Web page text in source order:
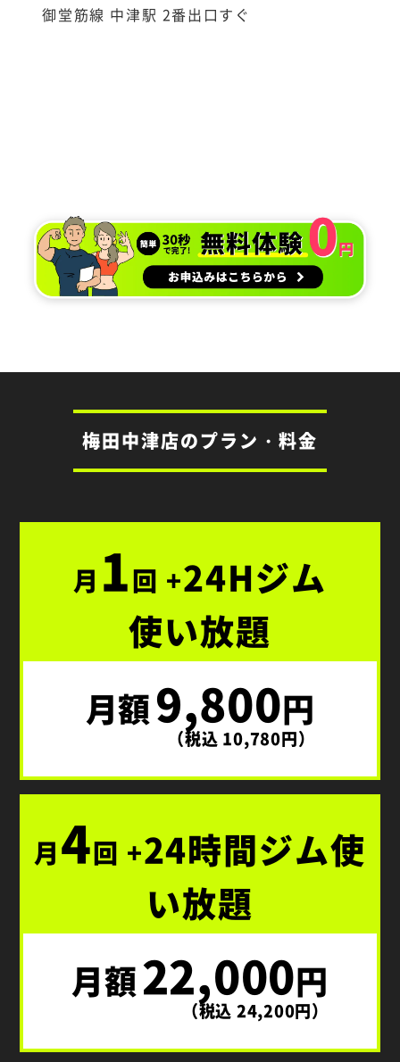
御堂筋線 中津駅 2番出口すぐ
梅田中津店のプラン・料金
月 1回 +24Hジム
使い放題
月額9,800円
（税込 10,780円）
月4回 +24時間ジム使
い放題
月額22,000円
（税込 24,200円）